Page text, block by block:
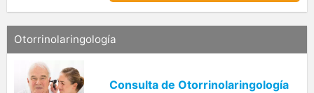
Otorrinolaringología
Consulta de Otorrinolaringología